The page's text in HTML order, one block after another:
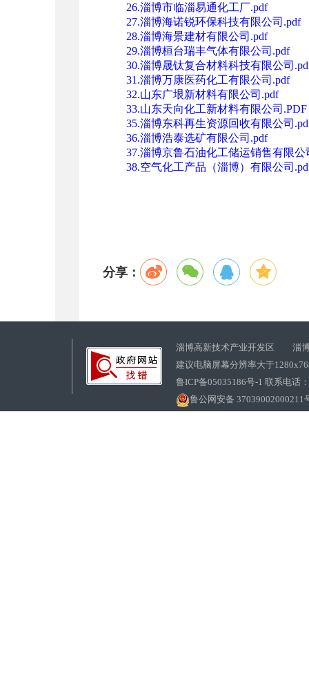
26.淄博市临淄易通化工厂.pdf
27.淄博海诺锐环保科技有限公司.pdf
28.淄博海景建材有限公司.pdf
29.淄博桓台瑞丰气体有限公司.pdf
30.淄博晟钛复合材料科技有限公司
31.淄博万康医药化工有限公司.pdf
32.山东广垠新材料有限公司.pdf
33.山东天向化工新材料有限公司.PDF
35.淄博东科再生资源回收有限公司
36.淄博浩泰选矿有限公司.pdf
37.淄博京鲁石油化工储运销售有限公
38.空气化工产品（淄博）有限公司
分享：
淄博高新技术产业开发区 淄博
建议电脑屏幕分辨率大于
鲁ICP备05035186号-1 联系电话
鲁公网安备 37039002000211